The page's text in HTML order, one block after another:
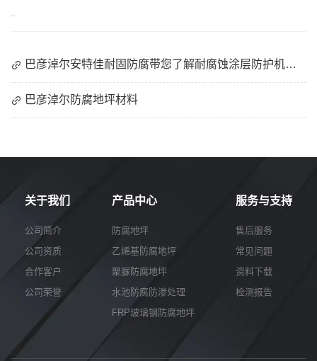
...
巴彦淖尔安特佳耐固防腐带您了解耐腐蚀涂层防护机理与涂层钢腐蚀破坏原因及防护
巴彦淖尔防腐地坪材料
关于我们
公司简介
公司资质
合作客户
公司荣誉
产品中心
防腐地坪
乙烯基防腐地坪
聚脲防腐地坪
水池防腐防渗处理
FRP玻璃钢防腐地坪
服务与支持
售后服务
常见问题
资料下载
检测报告